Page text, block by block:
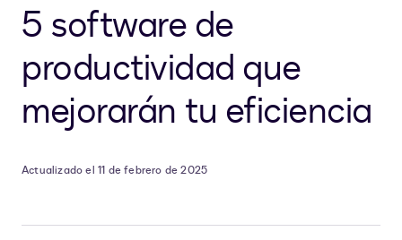
5 software de
productividad que
mejorarán tu eficiencia
Actualizado el 11 de febrero de 2025